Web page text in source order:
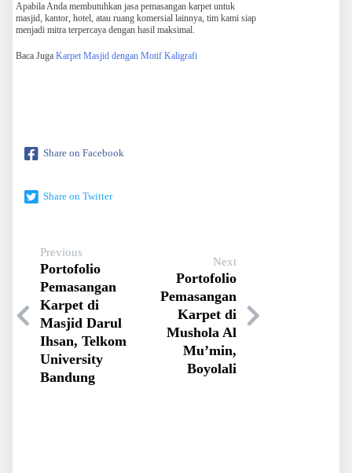
Apabila Anda membutuhkan jasa pemasangan karpet untuk
masjid, kantor, hotel, atau ruang komersial lainnya, tim kami siap
menjadi mitra terpercaya dengan hasil maksimal.
Baca Juga Karpet Masjid dengan Motif Kaligrafi
Share on Facebook
Share on Twitter
Previous
Portofolio
Pemasangan
Karpet di
Masjid Darul
Ihsan, Telkom
University
Bandung
Next
Portofolio
Pemasangan
Karpet di
Mushola Al
Mu’min,
Boyolali